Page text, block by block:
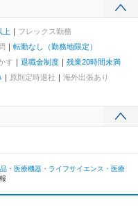
上
フレックス勤務
転勤なし（勤務地限定）
す 退職金制度
残業20時間未満
原則定時退社
海外出張あり
・医療機器・ライフサイエンス・医療